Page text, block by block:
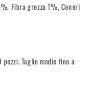
Fibra grezza 1%, Ceneri
Taglie medie fino a